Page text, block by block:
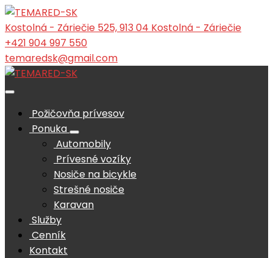
Kostolná - Záriečie 525, 913 04 Kostolná - Záriečie
+421 904 997 550
temaredsk@gmail.com
Požičovňa prívesov
Ponuka
Automobily
Prívesné vozíky
Nosiče na bicykle
Strešné nosiče
Karavan
Služby
Cenník
Kontakt